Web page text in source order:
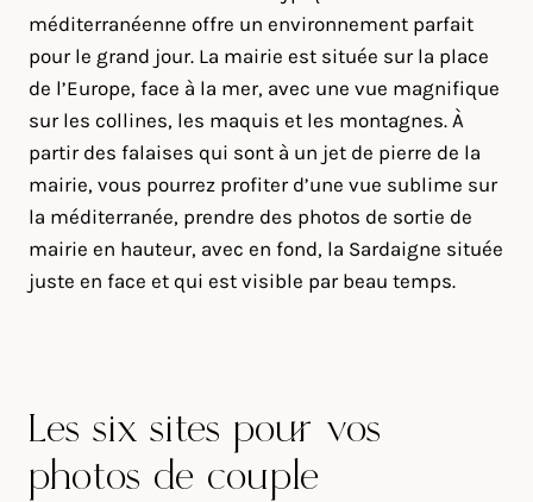
méditerranéenne offre un environnement parfait
pour le grand jour. La mairie est située sur la place
de l’Europe, face à la mer, avec une vue magnifique
sur les collines, les maquis et les montagnes. À
partir des falaises qui sont à un jet de pierre de la
mairie, vous pourrez profiter d’une vue sublime sur
la méditerranée, prendre des photos de sortie de
mairie en hauteur, avec en fond, la Sardaigne située
juste en face et qui est visible par beau temps.
Les six sites pour vos
photos de couple